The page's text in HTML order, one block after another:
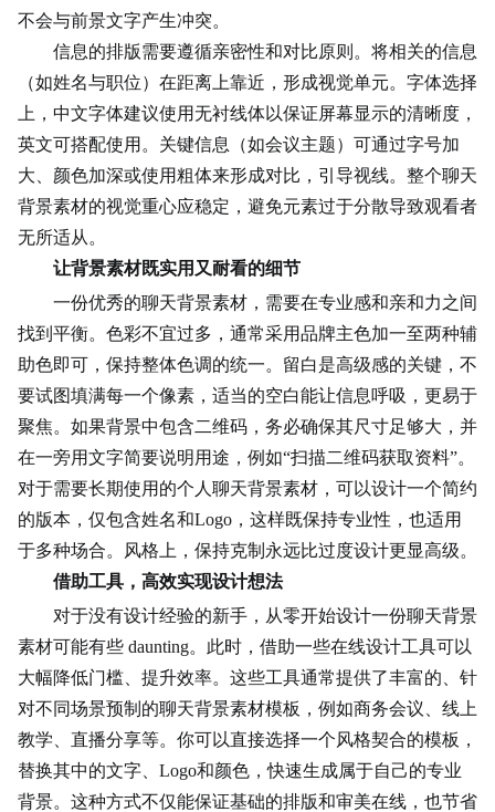
不会与前景文字产生冲突。
信息的排版需要遵循亲密性和对比原则。将相关的信息
（如姓名与职位）在距离上靠近，形成视觉单元。字体选择
上，中文字体建议使用无衬线体以保证屏幕显示的清晰度，
英文可搭配使用。关键信息（如会议主题）可通过字号加
大、颜色加深或使用粗体来形成对比，引导视线。整个聊天
背景素材的视觉重心应稳定，避免元素过于分散导致观看者
无所适从。
让背景素材既实用又耐看的细节
一份优秀的聊天背景素材，需要在专业感和亲和力之间
找到平衡。色彩不宜过多，通常采用品牌主色加一至两种辅
助色即可，保持整体色调的统一。留白是高级感的关键，不
要试图填满每一个像素，适当的空白能让信息呼吸，更易于
聚焦。如果背景中包含二维码，务必确保其尺寸足够大，并
在一旁用文字简要说明用途，例如“扫描二维码获取资料”。
对于需要长期使用的个人聊天背景素材，可以设计一个简约
的版本，仅包含姓名和Logo，这样既保持专业性，也适用
于多种场合。风格上，保持克制永远比过度设计更显高级。
借助工具，高效实现设计想法
对于没有设计经验的新手，从零开始设计一份聊天背景
素材可能有些 daunting。此时，借助一些在线设计工具可以
大幅降低门槛、提升效率。这些工具通常提供了丰富的、针
对不同场景预制的聊天背景素材模板，例如商务会议、线上
教学、直播分享等。你可以直接选择一个风格契合的模板，
替换其中的文字、Logo和颜色，快速生成属于自己的专业
背景。这种方式不仅能保证基础的排版和审美在线，也节省